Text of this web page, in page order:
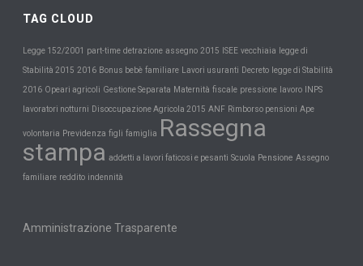
TAG CLOUD
Legge 152/2001 part-time detrazione assegno 2015 ISEE vecchiaia legge di
Stabilità 2015 2016 Bonus bebè familiare Lavori usuranti Decreto legge di Stabilità
2016 Opeari agricoli Gestione Separata Maternità fiscale pressione lavoro INPS
lavoratori notturni Disoccupazione Agricola 2015 ANF Rimborso pensioni Ape
volontaria Previdenza figli famiglia Rassegna
stampa addetti a lavori faticosi e pesanti Scuola Pensione Assegno
familiare reddito indennità
Amministrazione Trasparente